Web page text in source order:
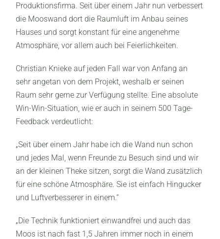
Produktionsfirma. Seit über einem Jahr nun verbessert
die Mooswand dort die Raumluft im Anbau seines
Hauses und sorgt konstant für eine angenehme
Atmosphäre, vor allem auch bei Feierlichkeiten.
Christian Knieke auf jeden Fall war von Anfang an
sehr angetan von dem Projekt, weshalb er seinen
Raum sehr gerne zur Verfügung stellte. Eine absolute
Win-Win-Situation, wie er auch in seinem 500 Tage-
Feedback verdeutlicht:
„Seit über einem Jahr habe ich die Wand nun schon
und jedes Mal, wenn Freunde zu Besuch sind und wir
an der kleinen Theke sitzen, sorgt die Wand zusätzlich
für eine schöne Atmosphäre. Sie ist einfach Hingucker
und Luftverbesserer in einem.“
„Die Technik funktioniert einwandfrei und auch das
Moos ist nach fast 1,5 Jahren immer noch in einem